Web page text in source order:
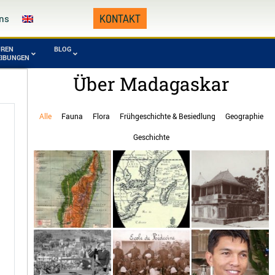
KONTAKT
Andasibe
Namoroka
Zombitse-Vohibasia
Nationalpark
BLOG
Über Madagaskar
Alle Fauna Flora Frühgeschichte & Besiedlung Geographie
Geschichte
Geographie Piraten und
Freibeuter auf
Madagaskar
Monarchien,
Königreiche und
Dynastien auf
Madagaskar